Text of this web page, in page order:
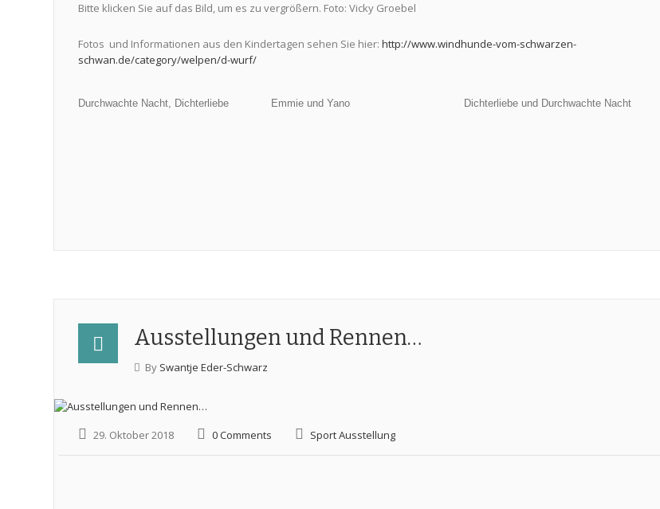
Bitte klicken Sie auf das Bild, um es zu vergrößern. Foto: Vicky Groebel
Fotos und Informationen aus den Kindertagen sehen Sie hier:http://www.windhunde-vom-schwarzen-
schwan.de/category/welpen/d-wurf/
Durchwachte Nacht, Dichterliebe Emmie und Yano Dichterliebe und Durchwachte Nacht
Ausstellungen und Rennen…
By Swantje Eder-Schwarz
29. Oktober 2018 0 Comments Sport Ausstellung